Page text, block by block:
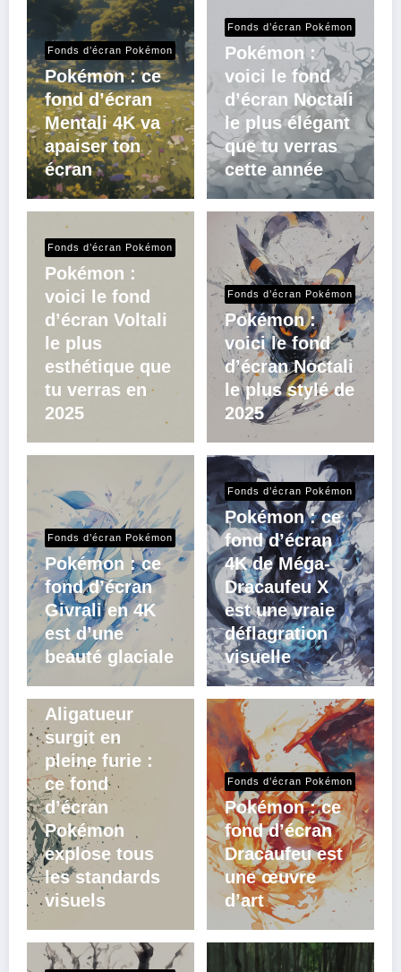
Fonds d’écran Pokémon
Pokémon : ce
fond d’écran
Mentali 4K va
apaiser ton
écran
Fonds d’écran Pokémon
Pokémon :
voici le fond
d’écran Noctali
le plus élégant
que tu verras
cette année
Fonds d’écran Pokémon
Pokémon :
voici le fond
d’écran Voltali
le plus
esthétique que
tu verras en
2025
Fonds d’écran Pokémon
Pokémon :
voici le fond
d’écran Noctali
le plus stylé de
2025
Fonds d’écran Pokémon
Pokémon : ce
fond d’écran
Givrali en 4K
est d’une
beauté glaciale
Fonds d’écran Pokémon
Pokémon : ce
fond d’écran
4K de Méga-
Dracaufeu X
est une vraie
déflagration
visuelle
Fonds d’écran Pokémon
Aligatueur
surgit en
pleine furie :
ce fond
d’écran
Pokémon
explose tous
les standards
visuels
Fonds d’écran Pokémon
Pokémon : ce
fond d’écran
Dracaufeu est
une œuvre
d’art